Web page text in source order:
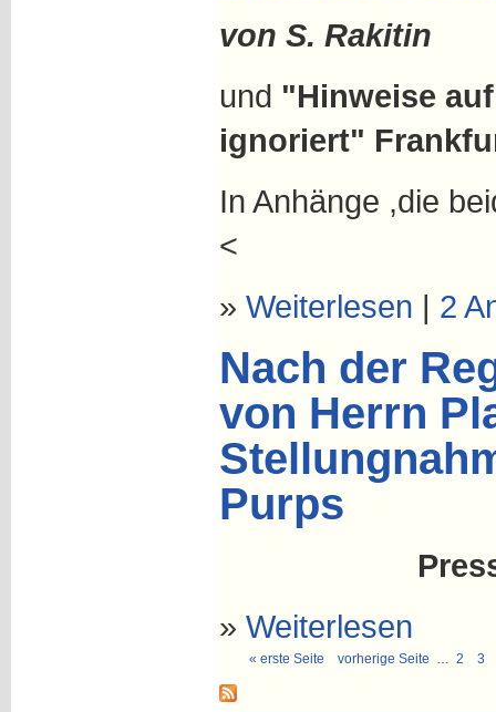
von S. Rakitin
und "Hinweise
ignoriert"
In Anhänge ,die
<
» Weiterlesen | 2
Nach der
von Herrn
Purps
» Weiterlesen
« erste Seite vorherige Seite … 2 3